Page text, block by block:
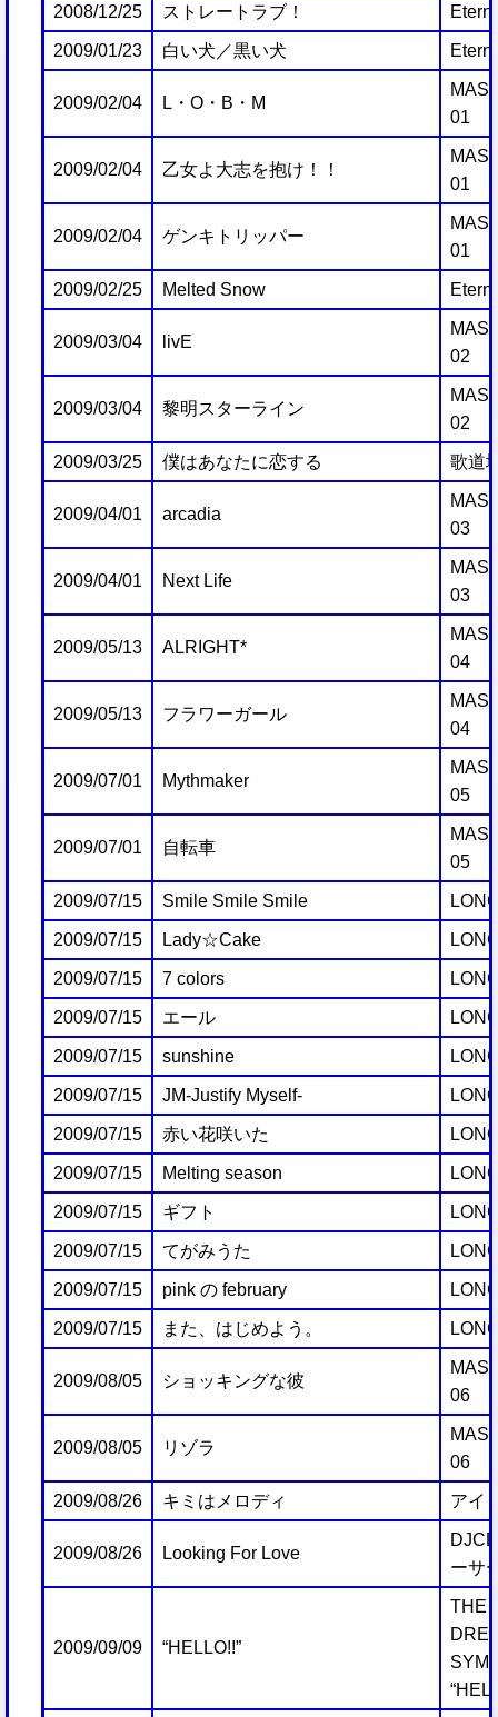
2008/12/25 ストレートラブ！
2009/01/23 白い犬／黒い犬
2009/02/04 L・O・B・M
01
2009/02/04 乙女よ大志を抱け！！
01
2009/02/04 ゲンキトリッパー
01
2009/02/25 Melted Snow
2009/03/04 livE
02
2009/03/04 黎明スターライン
02
2009/03/25 僕はあなたに恋する 歌道
2009/04/01 arcadia
03
2009/04/01 Next Life
03
2009/05/13 ALRIGHT*
04
2009/05/13 フラワーガール
04
2009/07/01 Mythmaker
05
2009/07/01 自転車
05
2009/07/15 Smile Smile Smile
2009/07/15 Lady☆Cake
2009/07/15 7 colors
2009/07/15 エール
2009/07/15 sunshine
2009/07/15 JM-Justify Myself-
2009/07/15 赤い花咲いた
2009/07/15 Melting season
2009/07/15 ギフト
2009/07/15 てがみうた
2009/07/15 pink の february
2009/07/15 また、はじめよう。
2009/08/05 ショッキングな彼
06
2009/08/05 リゾラ
06
2009/08/26 キミはメロディ アイ
2009/08/26 Looking For Love
ーサ
2009/09/09 “HELLO!!”
THE